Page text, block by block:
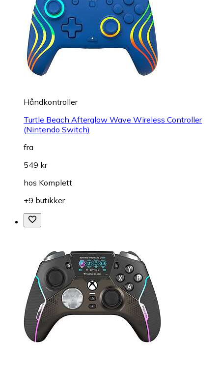
Håndkontroller
Turtle Beach Afterglow Wave Wireless Controller
(Nintendo Switch)
fra
549 kr
hos Komplett
+9 butikker